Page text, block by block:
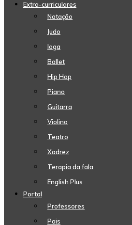
Extra-curriculares
Natação
Judo
Ioga
Ballet
Hip Hop
Piano
Guitarra
Violino
Teatro
Xadrez
Terapia da fala
English Plus
Portal
Professores
Pais